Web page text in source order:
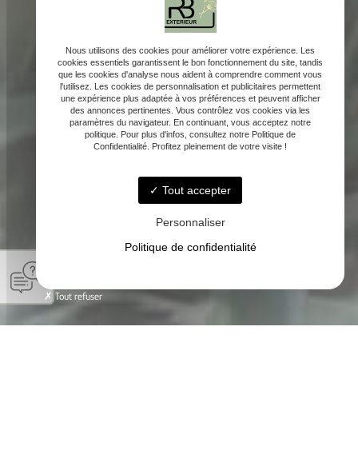
Nous utilisons des cookies pour améliorer votre expérience. Les
cookies essentiels garantissent le bon fonctionnement du site, tandis
que les cookies d'analyse nous aident à comprendre comment vous
l'utilisez. Les cookies de personnalisation et publicitaires permettent
une expérience plus adaptée à vos préférences et peuvent afficher
des annonces pertinentes. Vous contrôlez vos cookies via les
paramètres du navigateur. En continuant, vous acceptez notre
politique. Pour plus d'infos, consultez notre Politique de
Confidentialité. Profitez pleinement de votre visite !
Tout accepter
Personnaliser
Politique de confidentialité
Tout refuser